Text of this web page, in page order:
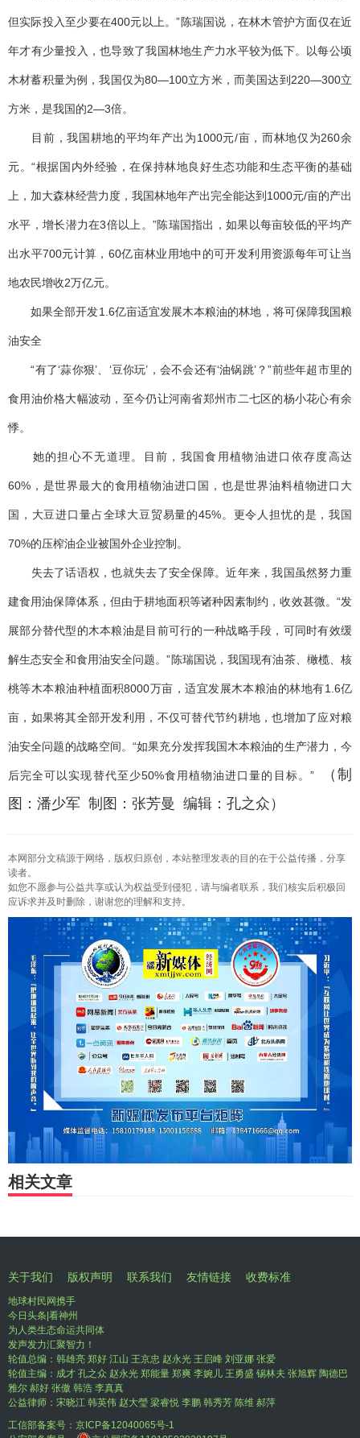
但实际投入至少要在400元以上。”陈瑞国说，在林木管护方面仅在近
年才有少量投入，也导致了我国林地生产力水平较为低下。以每公顷
木材蓄积量为例，我国仅为80—100立方米，而美国达到220—300立
方米，是我国的2—3倍。
目前，我国耕地的平均年产出为1000元/亩，而林地仅为260余
元。“根据国内外经验，在保持林地良好生态功能和生态平衡的基础
上，加大森林经营力度，我国林地年产出完全能达到1000元/亩的产出
水平，增长潜力在3倍以上。”陈瑞国指出，如果以每亩较低的平均产
出水平700元计算，60亿亩林业用地中的可开发利用资源每年可让当
地农民增收2万亿元。
如果全部开发1.6亿亩适宜发展木本粮油的林地，将可保障我国粮
油安全
“有了‘蒜你狠’、‘豆你玩’，会不会还有‘油锅跳’？”前些年超市里的
食用油价格大幅波动，至今仍让河南省郑州市二七区的杨小花心有余
悸。
她的担心不无道理。目前，我国食用植物油进口依存度高达
60%，是世界最大的食用植物油进口国，也是世界油料植物进口大
国，大豆进口量占全球大豆贸易量的45%。更令人担忧的是，我国
70%的压榨油企业被国外企业控制。
失去了话语权，也就失去了安全保障。近年来，我国虽然努力重
建食用油保障体系，但由于耕地面积等诸种因素制约，收效甚微。“发
展部分替代型的木本粮油是目前可行的一种战略手段，可同时有效缓
解生态安全和食用油安全问题。”陈瑞国说，我国现有油茶、橄榄、核
桃等木本粮油种植面积8000万亩，适宜发展木本粮油的林地有1.6亿
亩，如果将其全部开发利用，不仅可替代节约耕地，也增加了应对粮
油安全问题的战略空间。“如果充分发挥我国木本粮油的生产潜力，今
后完全可以实现替代至少50%食用植物油进口量的目标。”
（制
图：潘少军 制图：张芳曼 编辑：孔之众）
本网部分文稿源于网络，版权归原创，本站整理发表的目的在于公益传播，分享
读者。
如您不愿参与公益共享或认为权益受到侵犯，请与编者联系，我们核实后积极回
应诉求并及时删除，谢谢您的理解和支持。
相关文章
关于我们 版权声明 联系我们 友情链接 收费标准
地球村民网携手
今日头条|看神州
为人类生态命运共同体
发声发力汇聚智力！
轮值总编：韩雄亮 郑好 江山 王京忠 赵永光 王启峰 刘亚娜 张爱
轮值主编：成才 孔之众 赵永光 郑能量 郑爽 李婉儿 王勇盛 锡林夫 张旭辉 陶德巴
雅尔 郝好 张傲 韩浩 李真真
公益律师：宋晓江 韩英伟 赵大瑩 梁睿悦 李鹏 韩秀芳 陈维 郝萍
工信部备案号： 京ICP备12040065号-1